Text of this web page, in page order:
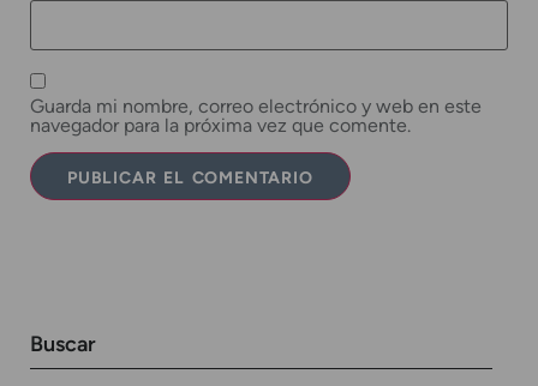
Guarda mi nombre, correo electrónico y web en este
navegador para la próxima vez que comente.
Buscar